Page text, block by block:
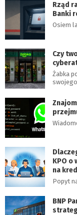
Rząd
Banki
Osiem
Czy
Żabka
KPO o
na
Popyt
BNP